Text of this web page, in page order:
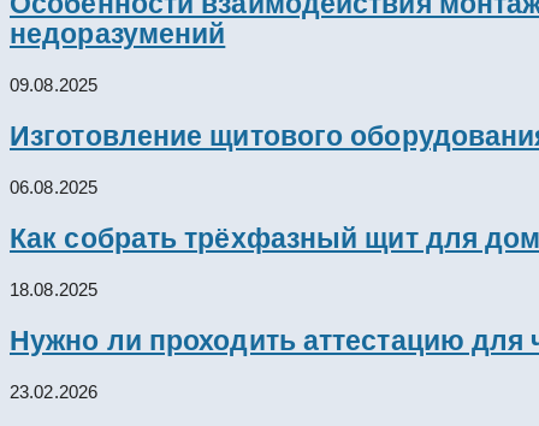
недоразумений
09.08.2025
Изготовление щитового
06.08.2025
Как собрать трёхфазный щит для
18.08.2025
Нужно ли проходить аттестацию для
23.02.2026